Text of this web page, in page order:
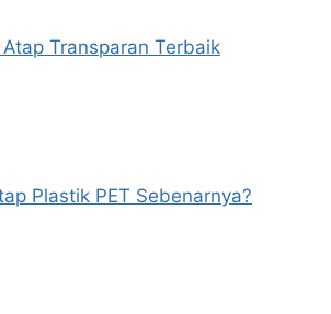
Transparan Terbaik
Plastik PET Sebenarnya?